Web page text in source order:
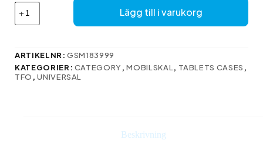
Devia
bärbar
datorväska
MacBook-
Justyle
Lägg till i varukorg
ARTIKELNR:GSM183999
KATEGORIER: CATEGORY ,MOBILSKAL , TABLETS CASES ,
TFO ,UNIVERSAL
Beskrivning